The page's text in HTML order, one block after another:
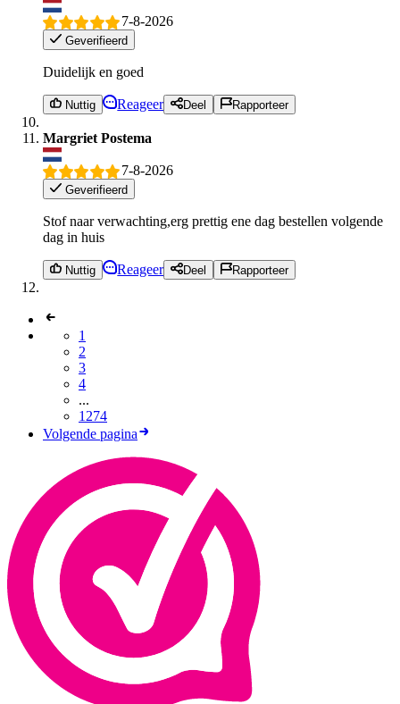
7-8-2026
Geverifieerd
Duidelijk en goed
Nuttig Reageer Deel Rapporteer
Margriet Postema
7-8-2026
Geverifieerd
Stof naar verwachting,erg prettig ene dag bestellen volgende
dag in huis
Nuttig Reageer Deel Rapporteer
1
2
3
4
...
1274
Volgende pagina